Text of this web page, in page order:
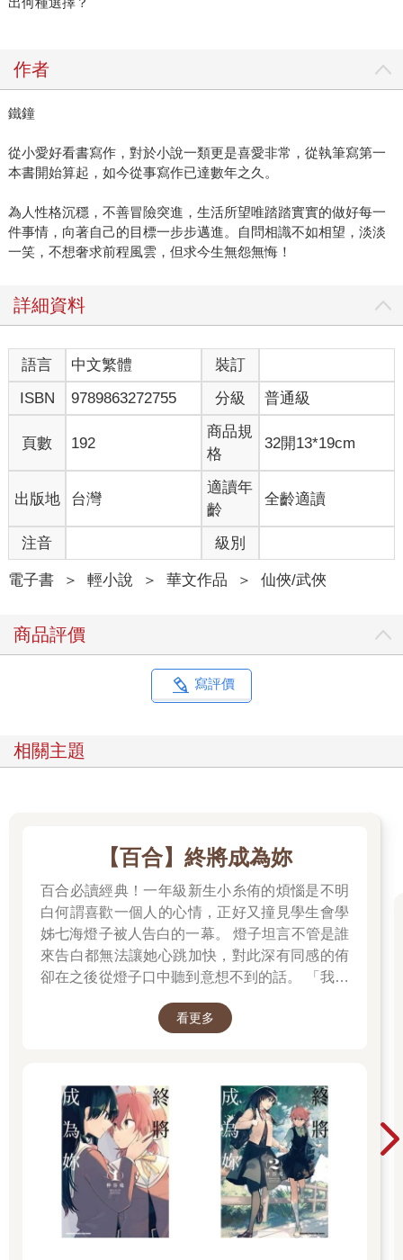
作者
鐵鐘
從小愛好看書寫作，對於小說一類更是喜愛非常，從執筆寫第一
本書開始算起，如今從事寫作已達數年之久。
為人性格沉穩，不善冒險突進，生活所望唯踏踏實實的做好每一
件事情，向著自己的目標一步步邁進。自問相識不如相望，淡淡
一笑，不想奢求前程風雲，但求今生無怨無悔！
詳細資料
語言 中文繁體
裝訂
ISBN
9789863272755 分級 普通級
頁數 192
商品規
格
32開13*19cm
出版地 台灣
適讀年
齡
全齡適讀
注音 級別
電子書 ＞ 輕小說 ＞ 華文作品 ＞ 仙俠/武俠
商品評價
寫評價
相關主題
【百合】終將成為妳
百合必讀經典！一年級新生小糸侑的煩惱是不明
白何謂喜歡一個人的心情，正好又撞見學生會學
姊七海燈子被人告白的一幕。 燈子坦言不管是誰
來告白都無法讓她心跳加快，對此深有同感的侑
卻在之後從燈子口中聽到意想不到的話。 「我好
看更多